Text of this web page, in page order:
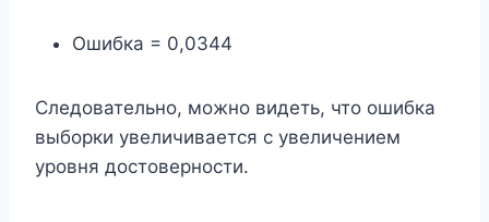
Ошибка = 0,0344
Следовательно, можно видеть, что ошибка
выборки увеличивается с увеличением
уровня достоверности.